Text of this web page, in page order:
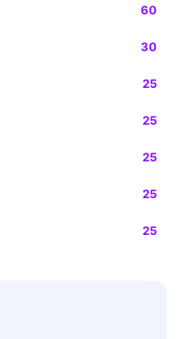
60
30
25
25
25
25
25